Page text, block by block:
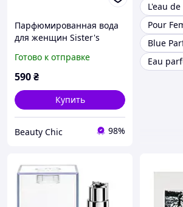
Парфюмированная вода
для женщин Sister's
Women Sugar Porn, 10мл
Готово к отправке
590₴
Купить
Beauty Chic 98%
L'eau
Pour
Blue
Eau